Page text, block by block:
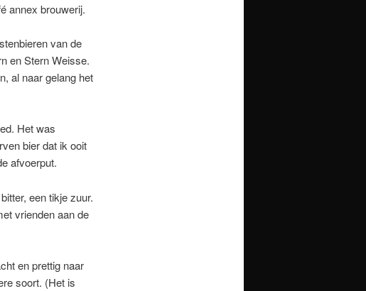
annex brouwerij.
van de
en Stern Weisse.
al naar gelang het
Het was
bier dat ik ooit
afvoerput.
een tikje zuur.
vrienden aan de
en prettig naar
soort. (Het is